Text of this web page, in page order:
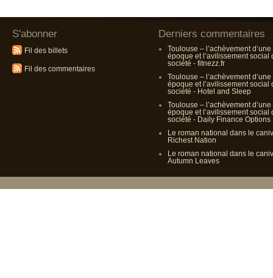
S'abonner
Fil des billets
Fil des commentaires
Derniers commentaires
Toulouse – l’achèvement d’une
époque et l’avilissement social
société - fitnezz.fr
Toulouse – l’achèvement d’une
époque et l’avilissement social
société - Hotel and Sleep
Toulouse – l’achèvement d’une
époque et l’avilissement social
société - Daily Finance Options
Le roman national dans le
Richest Nation
Le roman national dans le
Autumn Leaves